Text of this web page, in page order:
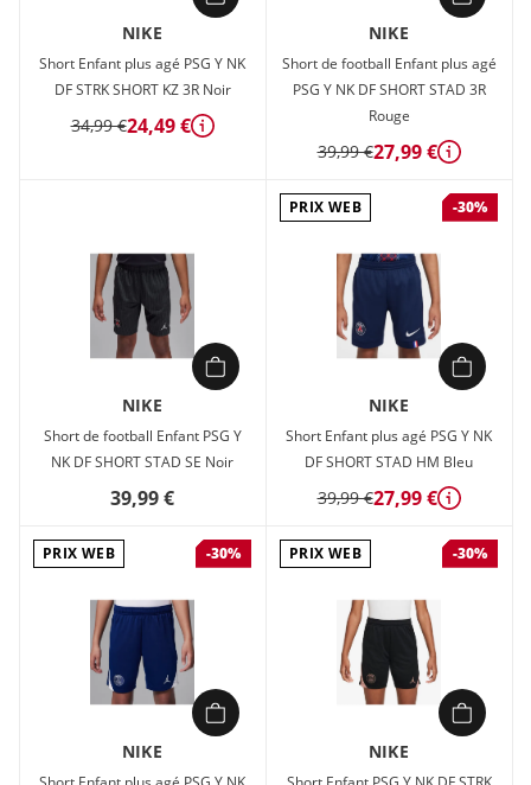
NIKE
Short Enfant plus agé PSG Y NK
DF STRK SHORT KZ 3R Noir
34,99 €24,49 € Détails
NIKE
Short de football Enfant plus agé
PSG Y NK DF SHORT STAD 3R
Rouge
39,99 €27,99 € Détails
NIKE
Short de football Enfant PSG Y
NK DF SHORT STAD SE Noir
39,99 €
PRIX WEB -30%
NIKE
Short Enfant plus agé PSG Y NK
DF SHORT STAD HM Bleu
39,99 €27,99 € Détails
PRIX WEB -30%
NIKE
PRIX WEB -30%
NIKE